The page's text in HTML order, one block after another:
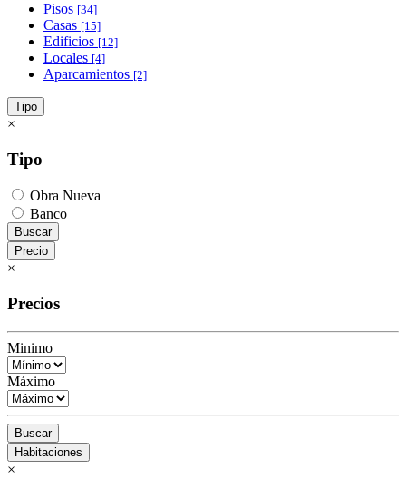
Pisos [34]
Casas [15]
Edificios [12]
Locales [4]
Aparcamientos [2]
Tipo
×
Tipo
Obra Nueva
Banco
Buscar
Precio
×
Precios
Minimo
Máximo
Buscar
Habitaciones
×